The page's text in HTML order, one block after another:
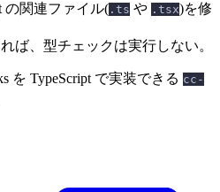
の関連ファイル( .ts や .tsx)を修
ば、型チェックは実行しない。
を TypeScript で実装できる cc-